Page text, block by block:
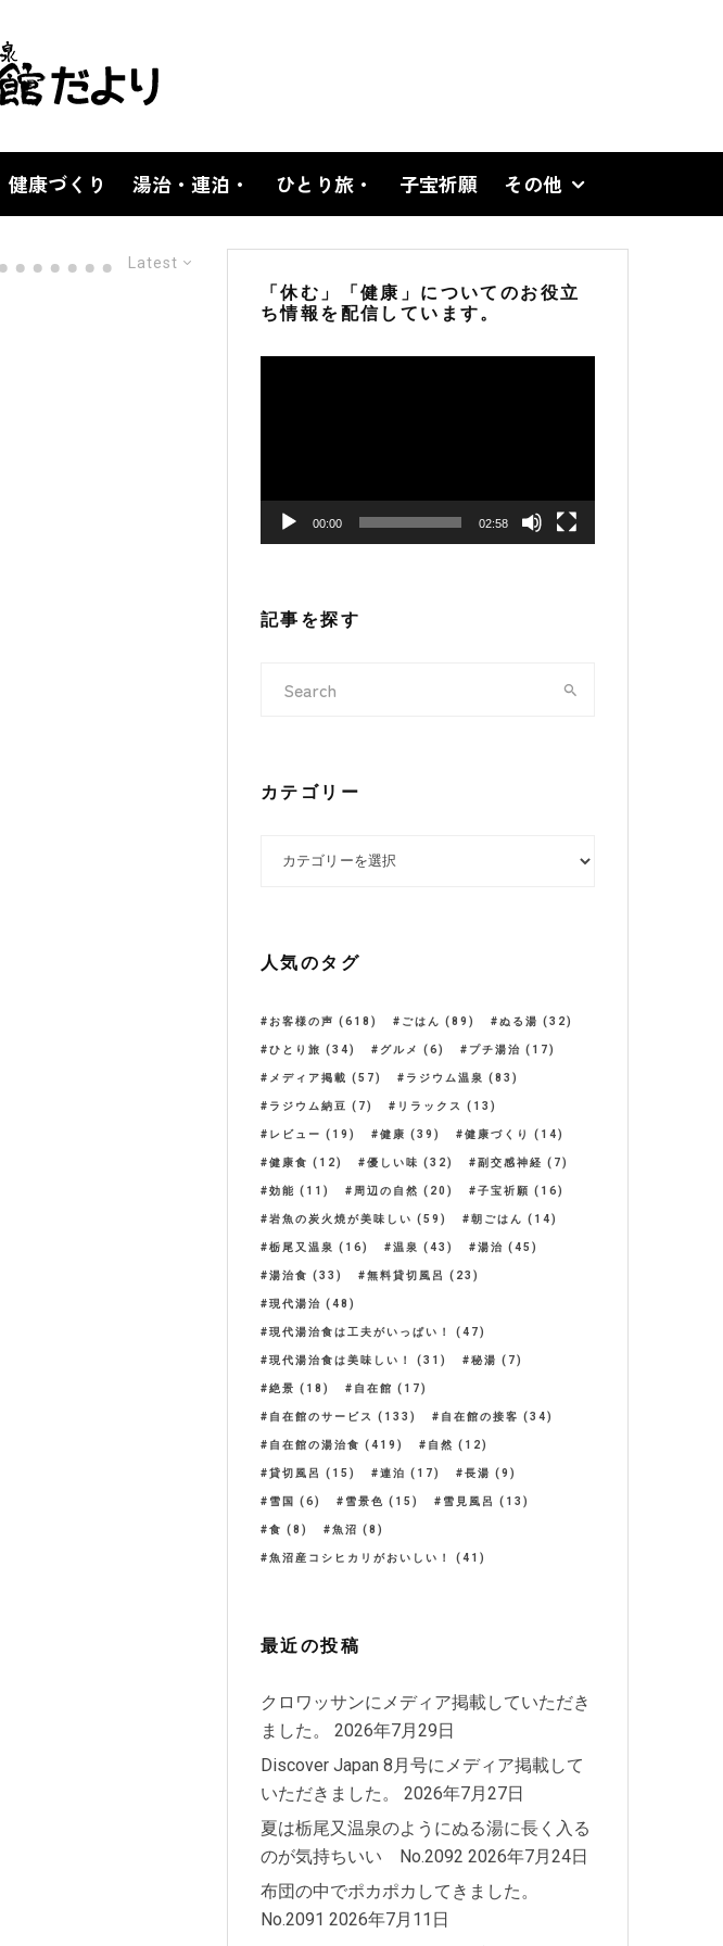
健康づくり 湯治・連泊・ ひとり旅・ 子宝祈願 その他
Latest
「休む」「健康」についてのお役立
ち情報を配信しています。
00:00 02:58
記事を探す
カテゴリー
人気のタグ
お客様の声 (618) ごはん (89) ぬる湯 (32)
ひとり旅 (34) グルメ (6) プチ湯治 (17)
メディア掲載 (57) ラジウム温泉 (83)
ラジウム納豆 (7) リラックス (13)
レビュー (19) 健康 (39) 健康づくり (14)
健康食 (12) 優しい味 (32) 副交感神経 (7)
効能 (11) 周辺の自然 (20) 子宝祈願 (16)
岩魚の炭火焼が美味しい (59) 朝ごはん (14)
栃尾又温泉 (16) 温泉 (43) 湯治 (45)
湯治食 (33) 無料貸切風呂 (23)
現代湯治 (48)
現代湯治食は工夫がいっぱい！ (47)
現代湯治食は美味しい！ (31) 秘湯 (7)
絶景 (18) 自在館 (17)
自在館のサービス (133) 自在館の接客 (34)
自在館の湯治食 (419) 自然 (12)
貸切風呂 (15) 連泊 (17) 長湯 (9)
雪国 (6) 雪景色 (15) 雪見風呂 (13)
食 (8) 魚沼 (8)
魚沼産コシヒカリがおいしい！ (41)
最近の投稿
クロワッサンにメディア掲載していただき
ました。
2026年7月29日
Discover Japan 8月号にメディア掲載して
いただきました。
2026年7月27日
夏は栃尾又温泉のようにぬる湯に長く入る
のが気持ちいい No.2092 2026年7月24日
布団の中でポカポカしてきました。
No.2091 2026年7月11日